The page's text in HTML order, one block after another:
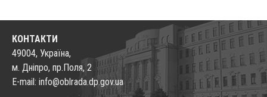
КОНТАКТИ
49004, Україна,
м. Дніпро, пр.Поля, 2
E-mail: info@oblrada.dp.gov.ua